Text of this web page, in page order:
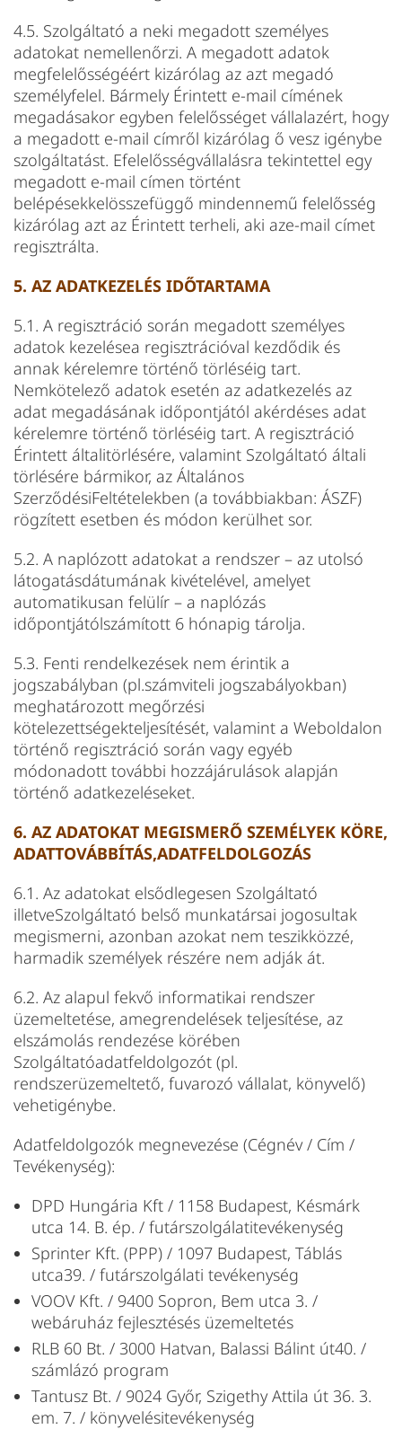
4.5. Szolgáltató a neki megadott személyes
adatokat nemellenőrzi. A megadott adatok
megfelelősségéért kizárólag az azt megadó
személyfelel. Bármely Érintett e-mail címének
megadásakor egyben felelősséget vállalazért, hogy
a megadott e-mail címről kizárólag ő vesz igénybe
szolgáltatást. Efelelősségvállalásra tekintettel egy
megadott e-mail címen történt
belépésekkelösszefüggő mindennemű felelősség
kizárólag azt az Érintett terheli, aki aze-mail címet
regisztrálta.
5. AZ ADATKEZELÉS IDŐTARTAMA
5.1. A regisztráció során megadott személyes
adatok kezelésea regisztrációval kezdődik és
annak kérelemre történő törléséig tart.
Nemkötelező adatok esetén az adatkezelés az
adat megadásának időpontjától akérdéses adat
kérelemre történő törléséig tart. A regisztráció
Érintett általitörlésére, valamint Szolgáltató általi
törlésére bármikor, az Általános
SzerződésiFeltételekben (a továbbiakban: ÁSZF)
rögzített esetben és módon kerülhet sor.
5.2. A naplózott adatokat a rendszer – az utolsó
látogatásdátumának kivételével, amelyet
automatikusan felülír – a naplózás
időpontjátólszámított 6 hónapig tárolja.
5.3. Fenti rendelkezések nem érintik a
jogszabályban (pl.számviteli jogszabályokban)
meghatározott megőrzési
kötelezettségekteljesítését, valamint a Weboldalon
történő regisztráció során vagy egyéb
módonadott további hozzájárulások alapján
történő adatkezeléseket.
6. AZ ADATOKAT MEGISMERŐ SZEMÉLYEK KÖRE,
ADATTOVÁBBÍTÁS,ADATFELDOLGOZÁS
6.1. Az adatokat elsődlegesen Szolgáltató
illetveSzolgáltató belső munkatársai jogosultak
megismerni, azonban azokat nem teszikközzé,
harmadik személyek részére nem adják át.
6.2. Az alapul fekvő informatikai rendszer
üzemeltetése, amegrendelések teljesítése, az
elszámolás rendezése körében
Szolgáltatóadatfeldolgozót (pl.
rendszerüzemeltető, fuvarozó vállalat, könyvelő)
vehetigénybe.
Adatfeldolgozók megnevezése (Cégnév / Cím /
Tevékenység):
DPD Hungária Kft / 1158 Budapest, Késmárk
utca 14. B. ép. / futárszolgálatitevékenység
Sprinter Kft. (PPP) / 1097 Budapest, Táblás
utca39. / futárszolgálati tevékenység
VOOV Kft. / 9400 Sopron, Bem utca 3. /
webáruház fejlesztésés üzemeltetés
RLB 60 Bt. / 3000 Hatvan, Balassi Bálint út40. /
számlázó program
Tantusz Bt. / 9024 Győr, Szigethy Attila út 36. 3.
em. 7. / könyvelésitevékenység